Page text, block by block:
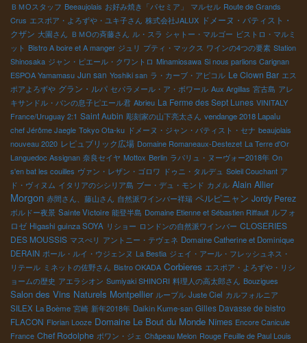
ＢＭОスタッフ Beeaujolais お好み焼き「パセミア」 マルセル Route de Grands
Crus エスポア・よろずや・ユキ子さん 株式会社JALUX ドメーヌ・バティスト・
クザン 大園さん ＢＭОの斉藤さん ル・スラ シャトー・マルゴー ビストロ・マルミ
ット Bistro A boire et A manger ジュリ プティ・マックス ワインの4つの要素 Station
Shinosaka ジャン・ピエール・クワントロ Minamiosawa Si nous parlions Carignan
ESPOA Yamamasu Jun san Yoshiki san ラ・カーブ・アピコル Le Clown Bar エス
ポアよろずや グラン・ルパ セパラメール・ア・ボワール Aux Argillas 宮古島 アレ
キサンドル・バンの息子ピエール君 Abrieu La Ferme des Sept Lunes VINITALY
France/Uruguay 2:1 Saint Aubin 彫刻家の山下亮太さん vendange 2018 Lapalu
chef Jérôme Jaegle Tokyo Ota-ku ドメーヌ・ジャン・バティスト・セナ beaujolais
nouveau 2020 レピュブリック広場 Domaine Romaneaux-Destezet La Terre d'Or
Languedoc Assignan 奈良セイヤ Mottox Berlin ラパリュ・ヌーヴォー2018年 On
s'en bat les couilles ヴァン・レザン・ゴロワ ドゥニ・タルデュ Soleil Couchant ア
ド・ヴィヌム イタリアのシシリア島 ブー・デュ・モンド カメル Alain Allier
Morgon 赤間さん、藤山さん 自然派ワインバー祥瑞 ペルピニャン Jordy Perez
ボルドー夜景 Sainte Victoire 能登半島 Domaine Etienne et Sébastien Riffault ルフォ
ロゼ Higashi guinza SOYA リショー ロンドンの自然派ワインバー CLOSERIES
DES MOUSSIS マスぺリ アントニー・テヴェネ Domaine Catherine et Dominique
DERAIN ポール・ルイ・ウジェンヌ La Bestia ジェイ・アール・フレッシュネス・
リテール ミネットの佐野さん Bistro OKADA Corbieres エスポア・よろずや・リシ
ョームの歴史 アエラシオン Sumiyaki SHINORI 料理人の高太郎さん Bouzigues
Salon des Vins Naturels Montpellier ルーブル Juste Ciel カルフォルニア
SILEX La Boème 宮崎 新年2018年 Daikin Kume-san Gilles Davasse de bistro
FLACON Florian Looze Domaine Le Bout du Monde Nîmes Encore Canicule
France Chef Rodolphe ポワン・ジェ Châpeau Melon Rouge Feuille de Paul Louis